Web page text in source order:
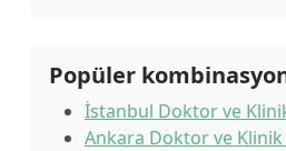
Popüler
İstanbul Doktor ve
Ankara Doktor ve Klinik